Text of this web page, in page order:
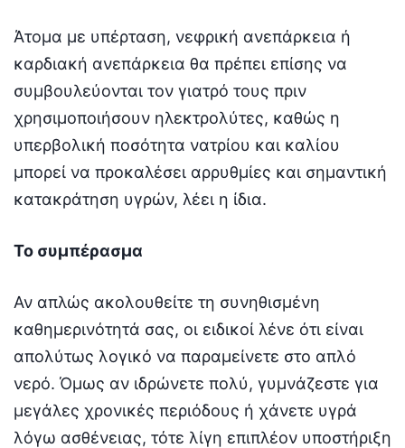
Άτομα με υπέρταση, νεφρική ανεπάρκεια ή
καρδιακή ανεπάρκεια θα πρέπει επίσης να
συμβουλεύονται τον γιατρό τους πριν
χρησιμοποιήσουν ηλεκτρολύτες, καθώς η
υπερβολική ποσότητα νατρίου και καλίου
μπορεί να προκαλέσει αρρυθμίες και σημαντική
κατακράτηση υγρών, λέει η ίδια.
Το συμπέρασμα
Αν απλώς ακολουθείτε τη συνηθισμένη
καθημερινότητά σας, οι ειδικοί λένε ότι είναι
απολύτως λογικό να παραμείνετε στο απλό
νερό. Όμως αν ιδρώνετε πολύ, γυμνάζεστε για
μεγάλες χρονικές περιόδους ή χάνετε υγρά
λόγω ασθένειας, τότε λίγη επιπλέον υποστήριξη